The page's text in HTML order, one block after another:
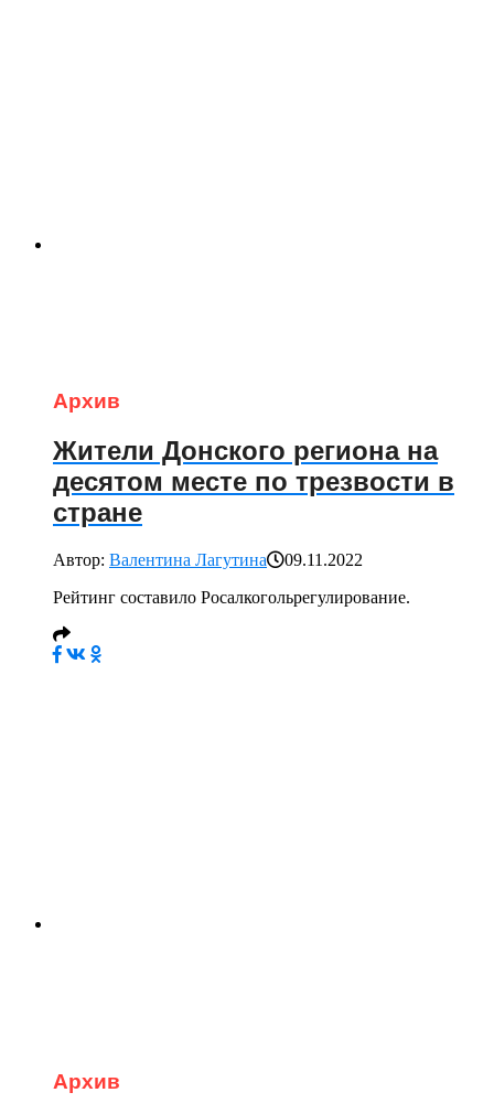
Архив
Жители Донского региона на
десятом месте по трезвости в
стране
Автор: Валентина Лагутина
09.11.2022
Рейтинг составило Росалкогольрегулирование.
Архив